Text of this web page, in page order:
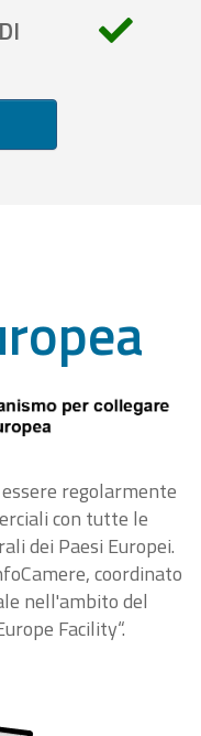
regolarmente
con tutte le
dei Paesi Europei.
coordinato
nell'ambito del
Facility“.